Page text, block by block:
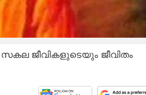
ജീവികളുടെയും ജീവിതം